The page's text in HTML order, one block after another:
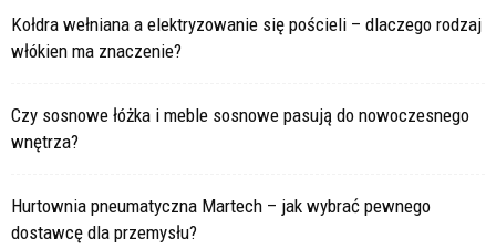
Kołdra wełniana a elektryzowanie się pościeli – dlaczego rodzaj
włókien ma znaczenie?
Czy sosnowe łóżka i meble sosnowe pasują do nowoczesnego
wnętrza?
Hurtownia pneumatyczna Martech – jak wybrać pewnego
dostawcę dla przemysłu?